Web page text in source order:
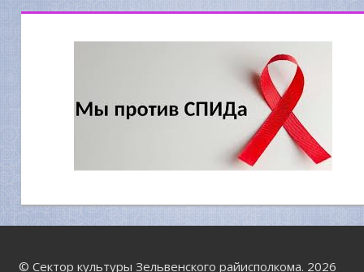
© Сектор культуры Зельвенского райисполкома. 2026